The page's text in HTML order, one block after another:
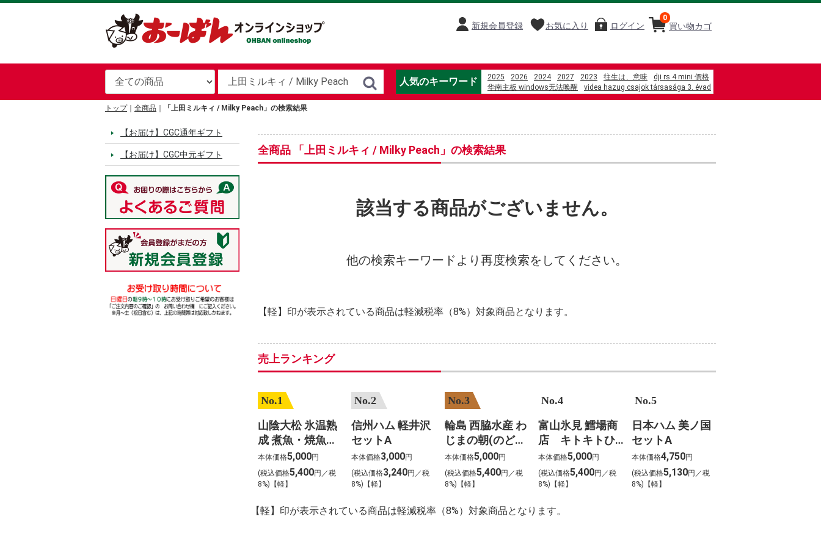
買い物カゴ
0
新規会員登録 お気に入り ログイン
人気のキーワード 2025 2026 2024 2027 2023 往生は、意味
dji rs 4 mini 價格
华南主板 windows无法唤醒
videa hazug csajok társasága 3. évad
%E4%BB%B2%E8%89%AF%E3%81%97%E5%BA%A6
motor listrik 2%2C2kw b5
Kijun %E9%80%9A%E8%B2%A9
%E3%81%B2%E3%82%88%E3%82%8B
トップ 全商品 「上田ミルキィ / Milky Peach」の検索結果
【お届け】CGC通年ギフト
【お届け】CGC中元ギフト 全商品 「上田ミルキィ / Milky Peach」の検索結果
該当する商品がございません。
他の検索キーワードより再度検索をしてください。
【軽】印が表示されている商品は軽減税率（8%）対象商品となります。
売上ランキング
No.1
山陰大松 氷温熟
成 煮魚・焼魚セ
ット(10食)
本体価格5,000円
(税込価格5,400円／税
8%)【軽】
No.2
信州ハム 軽井沢
セットA
本体価格3,000円
(税込価格3,240円／税
8%)【軽】
No.3
輪島 西脇水産 わ
じまの朝(のどぐ
ろ入り)3種6枚
本体価格5,000円
(税込価格5,400円／税
8%)【軽】
No.4
富山氷見 鱈場商
店 キトキトひ
ものセット（6種
16枚）
本体価格5,000円
(税込価格5,400円／税
8%)【軽】
No.5
日本ハム 美ノ国
セットA
本体価格4,750円
(税込価格5,130円／税
8%)【軽】
【軽】印が表示されている商品は軽減税率（8%）対象商品となります。